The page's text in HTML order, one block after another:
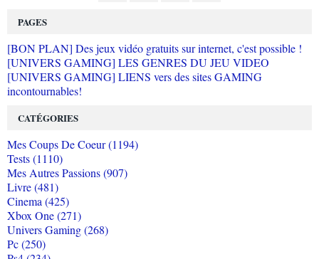
PAGES
[BON PLAN] Des jeux vidéo gratuits sur internet, c'est possible !
[UNIVERS GAMING] LES GENRES DU JEU VIDEO
[UNIVERS GAMING] LIENS vers des sites GAMING
incontournables!
CATÉGORIES
Mes Coups De Coeur (1194)
Tests (1110)
Mes Autres Passions (907)
Livre (481)
Cinema (425)
Xbox One (271)
Univers Gaming (268)
Pc (250)